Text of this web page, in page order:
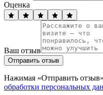
Оценка
Ваш отзыв
Отправить отзыв
Нажимая «Отправить
обработки персональных